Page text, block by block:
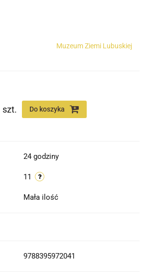
Muzeum Ziemi Lubuskiej
szt. Do koszyka
24 godziny
11
Mała ilość
9788395972041